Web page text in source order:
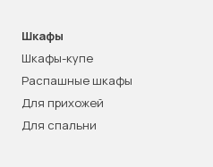
Шкафы
Шкафы-купе
Распашные шкафы
Для прихожей
Для спальни